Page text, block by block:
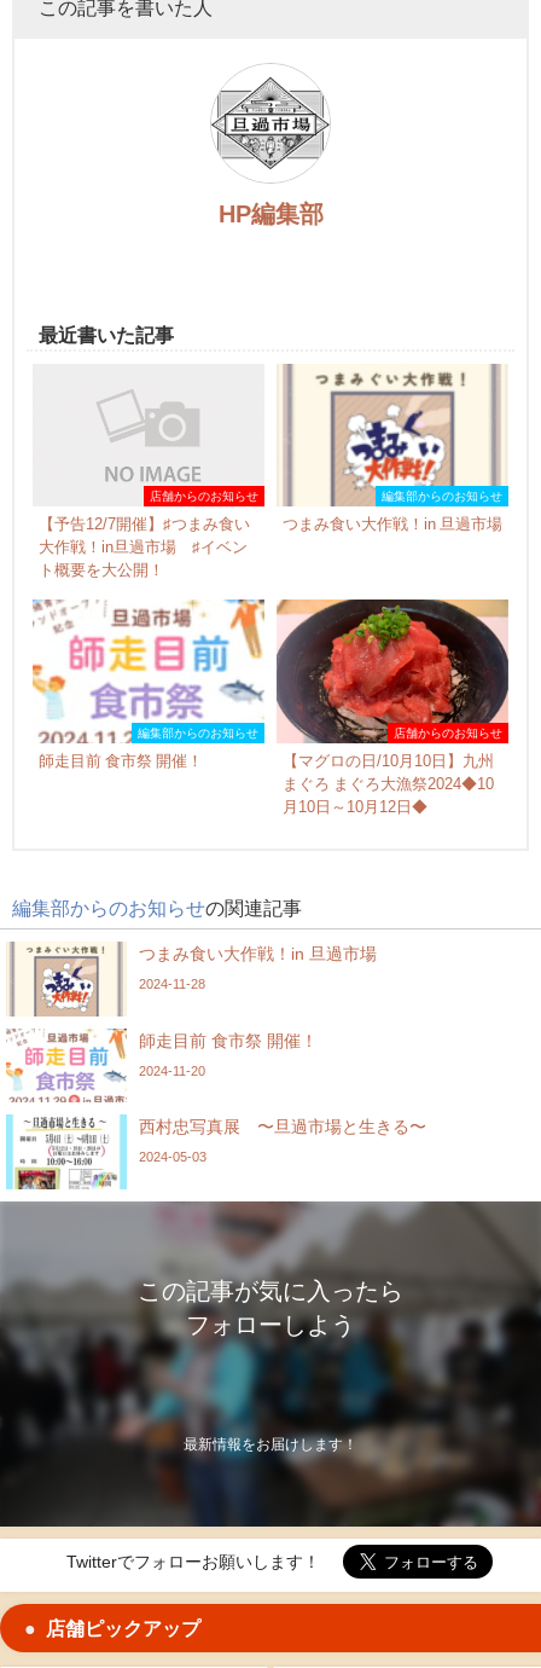
この記事を書いた人
HP編集部
最近書いた記事
店舗からのお知らせ
【予告12/7開催】♯つまみ食い
大作戦！in旦過市場 ♯イベン
ト概要を大公開！
編集部からのお知らせ
つまみ食い大作戦！in 旦過市場
編集部からのお知らせ
師走目前 食市祭 開催！
店舗からのお知らせ
【マグロの日/10月10日】九州
まぐろ まぐろ大漁祭2024◆10
月10日～10月12日◆
編集部からのお知らせの関連記事
つまみ食い大作戦！in 旦過市場
2024-11-28
師走目前 食市祭 開催！
2024-11-20
西村忠写真展 〜旦過市場と生きる〜
2024-05-03
この記事が気に入ったら
フォローしよう
最新情報をお届けします！
Twitterでフォローお願いします！
店舗ピックアップ